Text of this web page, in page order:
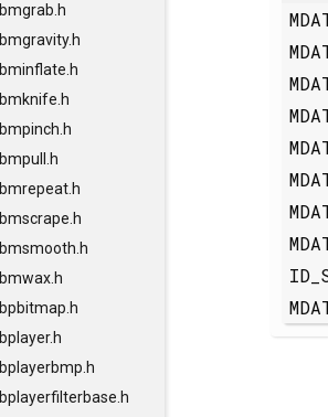
bmgrab.h
bmgravity.h
bminflate.h
bmknife.h
bmpinch.h
bmpull.h
bmrepeat.h
bmscrape.h
bmsmooth.h
bmwax.h
bpbitmap.h
bplayer.h
bplayerbmp.h
bplayerfilterbase.h